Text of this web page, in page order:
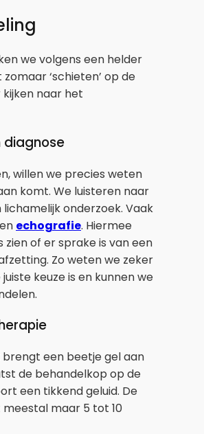
we volgens een helder
‘schieten’ op de
kijken naar het
diagnose
willen we precies weten
komt. We luisteren naar
onderzoek. Vaak
echografie. Hiermee
zien of er sprake is van een
Zo weten we zeker
keuze is en kunnen we
een beetje gel aan
de behandelkop op de
een tikkend geluid. De
maar 5 tot 10